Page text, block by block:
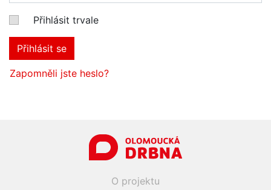
Přihlásit trvale
Přihlásit se
Zapomněli jste heslo?
O projektu